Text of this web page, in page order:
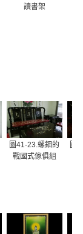
讀書架
圖41-23.螺鈿的
戰國式傢俱組
圖